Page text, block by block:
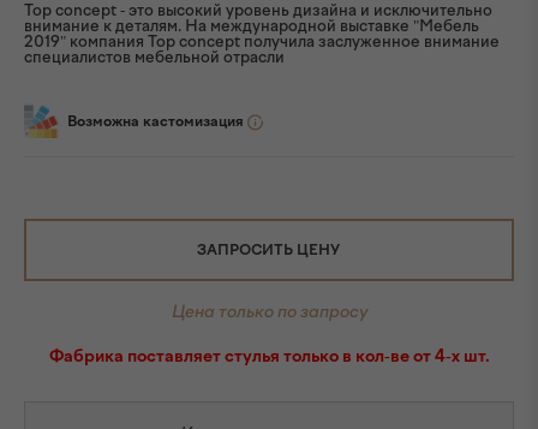
Top concept - это высокий уровень дизайна и исключительно
внимание к деталям. На международной выставке "Мебель
2019" компания Top concept получила заслуженное внимание
специалистов мебельной отрасли
Возможна кастомизация
ЗАПРОСИТЬ ЦЕНУ
Цена только по запросу
Фабрика поставляет стулья только в кол-ве от 4-х шт.